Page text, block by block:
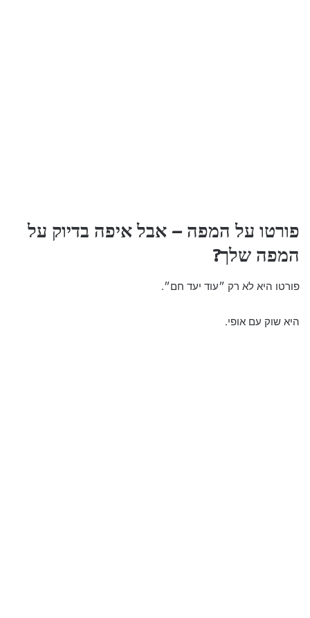
פורטו על המפה – אבל איפה בדיוק על
המפה שלך?
פורטו היא לא רק ״עוד יעד חם״.
היא שוק עם אופי.